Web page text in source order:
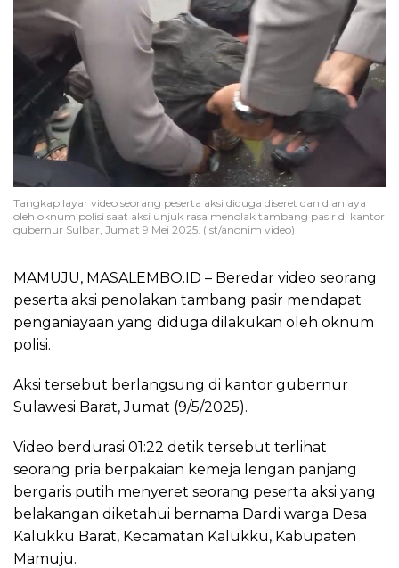
Tangkap layar video seorang peserta aksi diduga diseret dan dianiaya
oleh oknum polisi saat aksi unjuk rasa menolak tambang pasir di kantor
gubernur Sulbar, Jumat 9 Mei 2025. (Ist/anonim video)
MAMUJU, MASALEMBO.ID – Beredar video seorang
peserta aksi penolakan tambang pasir mendapat
penganiayaan yang diduga dilakukan oleh oknum
polisi.
Aksi tersebut berlangsung di kantor gubernur
Sulawesi Barat, Jumat (9/5/2025).
Video berdurasi 01:22 detik tersebut terlihat
seorang pria berpakaian kemeja lengan panjang
bergaris putih menyeret seorang peserta aksi yang
belakangan diketahui bernama Dardi warga Desa
Kalukku Barat, Kecamatan Kalukku, Kabupaten
Mamuju.